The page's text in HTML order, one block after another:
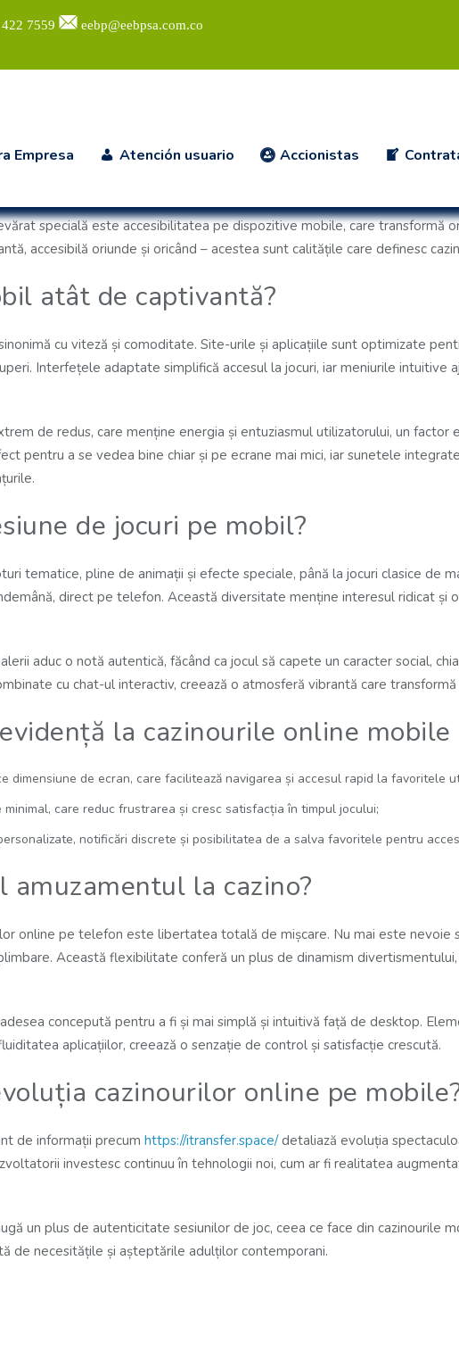
7559 eebp@eebpsa.com.co
Empresa Atención usuario Accionistas
EXPERIENȚA CAZINOURILOR ONLINE PE MOBIL
s-a schimbat radical, iar cazinourile online au devenit o sursă
specială este accesibilitatea pe dispozitive mobile, care transformă
accesibilă oriunde și oricând – acestea sunt calitățile care definesc
atât de captivantă?
cu viteză și comoditate. Site-urile și aplicațiile sunt optimizate
Interfețele adaptate simplifică accesul la jocuri, iar meniurile intuitive
de redus, care menține energia și entuziasmul utilizatorului, un factor
pentru a se vedea bine chiar și pe ecrane mai mici, iar sunetele
de jocuri pe mobil?
tematice, pline de animații și efecte speciale, până la jocuri clasice de
direct pe telefon. Această diversitate menține interesul ridicat și
aduc o notă autentică, făcând ca jocul să capete un caracter social,
cu chat-ul interactiv, creează o atmosferă vibrantă care
la cazinourile online mobile
dimensiune de ecran, care facilitează navigarea și accesul rapid la favoritele
minimal, care reduc frustrarea și cresc satisfacția în timpul jocului;
notificări discrete și posibilitatea de a salva favoritele pentru
la cazino?
online pe telefon este libertatea totală de mișcare. Nu mai este nevoie
Această flexibilitate conferă un plus de dinamism
concepută pentru a fi și mai simplă și intuitivă față de desktop.
aplicațiilor, creează o senzație de control și satisfacție crescută.
cazinourilor online pe
de informații precum https://itransfer.space/detaliază evoluția
investesc continuu în tehnologii noi, cum ar fi realitatea
un plus de autenticitate sesiunilor de joc, ceea ce face din cazinourile
de necesitățile și așteptările adulților contemporani.